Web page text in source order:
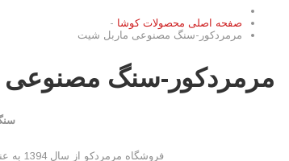
صفحه اصلی محصولات کوشا -
مرمردکور-سنگ مصنوعی ماربل شیت
مرمردکور-سنگ مصنوعی